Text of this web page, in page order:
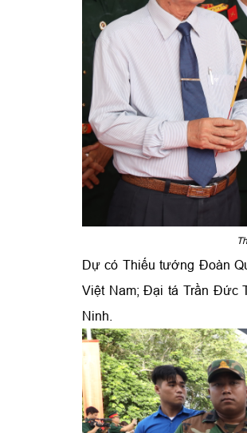
Dự có Thiếu tướng Đoàn
Việt Nam; Đại tá Trần Đức
Ninh.